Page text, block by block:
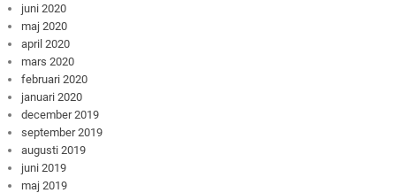
juni 2020
maj 2020
april 2020
mars 2020
februari 2020
januari 2020
december 2019
september 2019
augusti 2019
juni 2019
maj 2019